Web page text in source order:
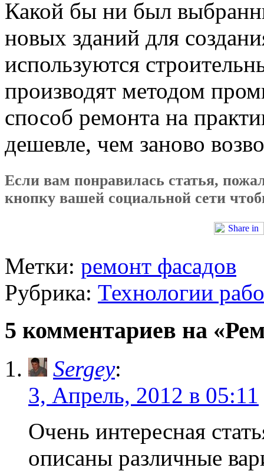
Какой бы ни был
новых зданий для
используются
производят методом
способ ремонта на
дешевле, чем заново
Если вам понравилась статья,
кнопку вашей социальной сети
Метки: ремонт фасадов
Рубрика: Технологии
5 комментариев на
Sergey:
3, Апрель, 2012 в 05:11
Очень интересная
описаны различные